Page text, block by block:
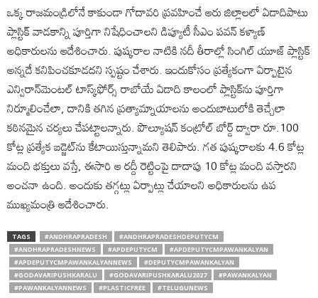
ఒక్క రాజమండ్రిలోనే కాకుండా గోదావరి ప్రవహించే ఆరు జిల్లాలలో ఏడాదిపాటు
ప్లాస్టిక్ వాడకాన్ని పూర్తిగా నిషేధించాలని డిప్యూటీ సీఎం పవన్ కళ్యాణ్
అధికారులను ఆదేశించారు. పుష్కరాల నాటికి నదీ తీరాల్లో సింగిల్ యూజ్ ప్లాస్టిక్
అన్నదే కనిపించకూడదని స్పష్టం చేశారు. ఇందుకోసం ప్రత్యేకంగా ఏర్పాటైన
ఎన్విరాన్‌మెంటల్ టాస్క్‌ఫోర్స్ రాబోయే ఏడాది కాలంలో ప్లాస్టిక్‌ను పూర్తిగా
నిర్మూలించేలా, దానికి తగిన ప్రత్యామ్నాయాలను అందుబాటులోకి తెచ్చేలా
కఠినమైన చర్యలు చేపట్టాలన్నారు. పొల్యూషన్ కంట్రోల్ బోర్డ్ ద్వారా రూ.100
కోట్ల ప్రత్యేక బడ్జెట్‌ను కేటాయిస్తున్నామని తెలిపారు. గత పుష్కరాలకు 4.6 కోట్ల
మంది భక్తులు వస్తే, ఈసారి ఆ రద్దీ రెట్టింపై దాదాపు 10 కోట్ల మంది వస్తారని
అంచనా ఉంది. అందుకు తగ్గట్లు ఏర్పాట్లు చేయాలని అధికారులను ఉప
ముఖ్యమంత్రి ఆదేశించారు.
TAGS #ANDHRAPRADESH
#ANDHRAPRADESHDEPUTYCM
#ANDHRAPRADESHNEWS
#APDEPUTYCM
#APDEPUTYCMPAWANKALYAN
#APDEPUTYCMPAWANKALYANNEWS
#DEPUTYCMPAWANKALYAN
#GODAVARIPUSHKARALU
#GODAVARIPUSHKARALU2027
#PAWANKALYAN
#PAWANKALYANNEWS
#PLASTICFREE #TELUGUNEWS